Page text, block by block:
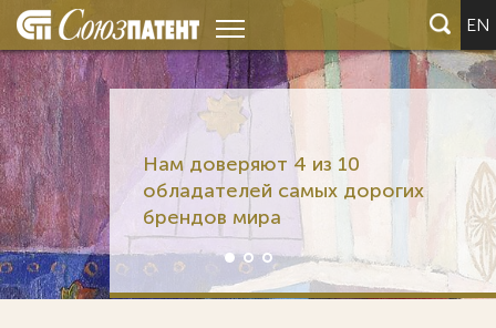
EN
Нам доверяют 4 из 10
обладателей самых дорогих
брендов мира